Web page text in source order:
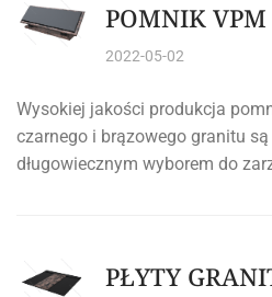
POMNIK VPM
2022-05-02
Wysokiej jakości produkcja
czarnego i brązowego granitu
długowiecznym wyborem do
PŁYTY